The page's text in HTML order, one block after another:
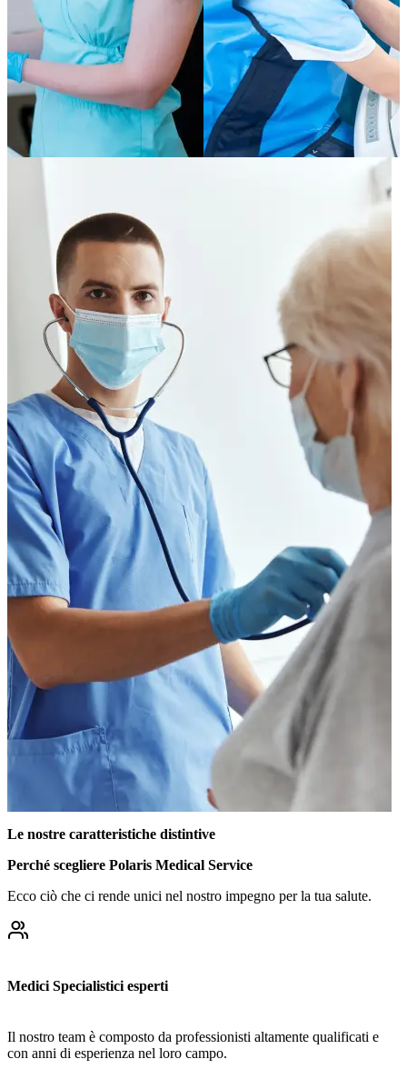
Le nostre caratteristiche distintive
Perché scegliere Polaris Medical Service
Ecco ciò che ci rende unici nel nostro impegno per la tua salute.
Medici Specialistici esperti
Il nostro team è composto da professionisti altamente qualificati e
con anni di esperienza nel loro campo.